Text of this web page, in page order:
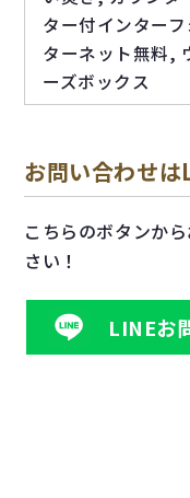
ター付インター
ターネット無料,
ーズボックス
お問い合わせ
こちらのボタンか
さい！
LINEお